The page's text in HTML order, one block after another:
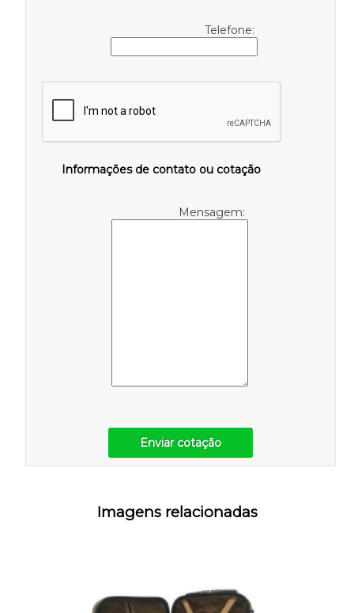
Telefone:
Informações de contato ou cotação
Mensagem:
Enviar cotação
Imagens relacionadas